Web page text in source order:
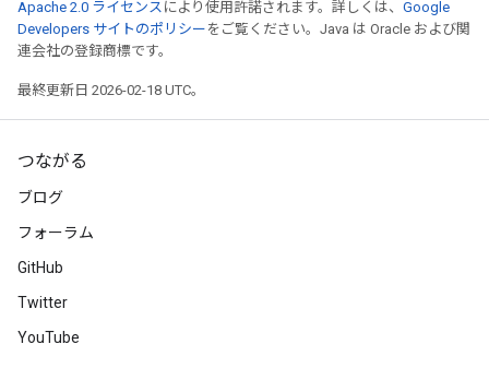
Apache 2.0 ライセンス により使用許諾されます。詳しくは、 Google
Developers サイトのポリシー をご覧ください。Java は Oracle および関
連会社の登録商標です。
最終更新日 2026-02-18 UTC。
つながる
ブログ
フォーラム
GitHub
Twitter
YouTube